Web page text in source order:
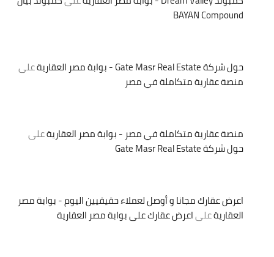
BAYAN Compound
حول شركة Gate Masr Real Estate - بوابة مصر العقارية
على
منصة عقارية متكاملة في مصر
منصة عقارية متكاملة في مصر - بوابة مصر العقاريةعلى
حول شركة Gate Masr Real Estate
اعرض عقارك مجانا و أوصل لعملاء حقيقيين اليوم - بوابة مصر
العقاريةعلىاعرض عقارك على بوابة مصر العقارية